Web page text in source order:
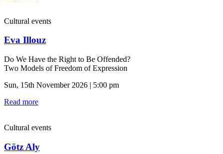
Cultural events
Eva Illouz
Do We Have the Right to Be Offended?
Two Models of Freedom of Expression
Sun, 15th November 2026 | 5:00 pm
Read more
Cultural events
Götz Aly